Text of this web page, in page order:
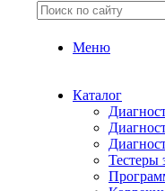
Меню
Каталог
Тестеры